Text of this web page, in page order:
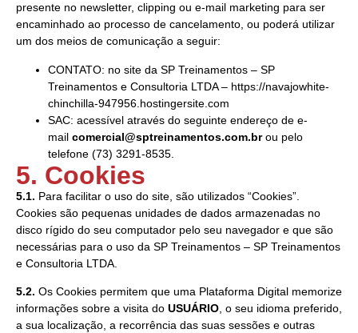
presente no newsletter, clipping ou e-mail marketing para ser
encaminhado ao processo de cancelamento, ou poderá utilizar
um dos meios de comunicação a seguir:
CONTATO: no site da SP Treinamentos – SP
Treinamentos e Consultoria LTDA – https://navajowhite-
chinchilla-947956.hostingersite.com
SAC: acessível através do seguinte endereço de e-
mail comercial@sptreinamentos.com.brou pelo
telefone (73) 3291-8535.
5. Cookies
5.1. Para facilitar o uso do site, são utilizados “Cookies”.
Cookies são pequenas unidades de dados armazenadas no
disco rígido do seu computador pelo seu navegador e que são
necessárias para o uso da SP Treinamentos – SP Treinamentos
e Consultoria LTDA.
5.2. Os Cookies permitem que uma Plataforma Digital memorize
informações sobre a visita do USUÁRIO, o seu idioma preferido,
a sua localização, a recorrência das suas sessões e outras